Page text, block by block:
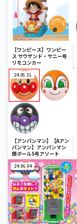
【ワンピース】ワンピー
ス サウザンド・サニー号
リモコンカー
24.05.31
【アンパンマン】【Aアン
パンマン】アンパンマン
顔ボール5号アソート
24.06.04